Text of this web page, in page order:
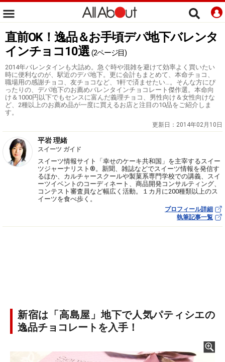
直前OK！逸品＆お手頃デパ地下バレンタ
インチョコ10選 (2ページ目)
2014年バレンタインも大詰め。急ぐ時や混雑を避けて効率よく買いたい
時に便利なのが、駅近のデパ地下。更に会計もまとめて、本命チョコ、
職場用の感謝チョコ、友チョコなど、1軒で済ませたい…。そんな方にぴ
ったりの、デパ地下のお薦めバレンタインチョコレート傑作選。本命向
け＆1000円以下でもセンスに富んだ義理チョコ、男性向け＆女性向けな
ど、2種以上のお薦め品が一度に買えるお店と注目の10品をご紹介しま
す。
更新日： 2014年02月10日
平岩 理緒
スイーツ ガイド
スイーツ情報サイト「幸せのケーキ共和国」を主宰するスイー
ツジャーナリスト®。新聞、雑誌などでスイーツ情報を発信す
るほか、カルチャースクールや製菓系専門学校での講義、スイ
ーツイベントのコーディネート、商品開発コンサルティング、
コンテスト審査員など幅広く活動。１カ月に200種類以上のス
イーツを食べ歩く。
プロフィール詳細
執筆記事一覧
新宿は「高島屋」地下で人気パティシエの
逸品チョコレートを入手！